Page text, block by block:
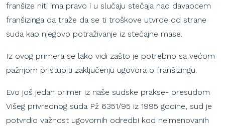
franšize niti ima pravo i u slučaju stečaja nad davaocem
franšizinga da traže da se ti troškove utvrde od strane
suda kao njegovo potraživanje iz stečajne mase.
Iz ovog primera se lako vidi zašto je potrebno sa većom
pažnjom pristupiti zaključenju ugovora o franšizingu.
Evo još jedan primer iz naše sudske prakse- presudom
Višeg privrednog suda Pž 6351/95 iz 1995 godine, sud je
potvrdio važnost ugovornih odredbi kod neimenovanih